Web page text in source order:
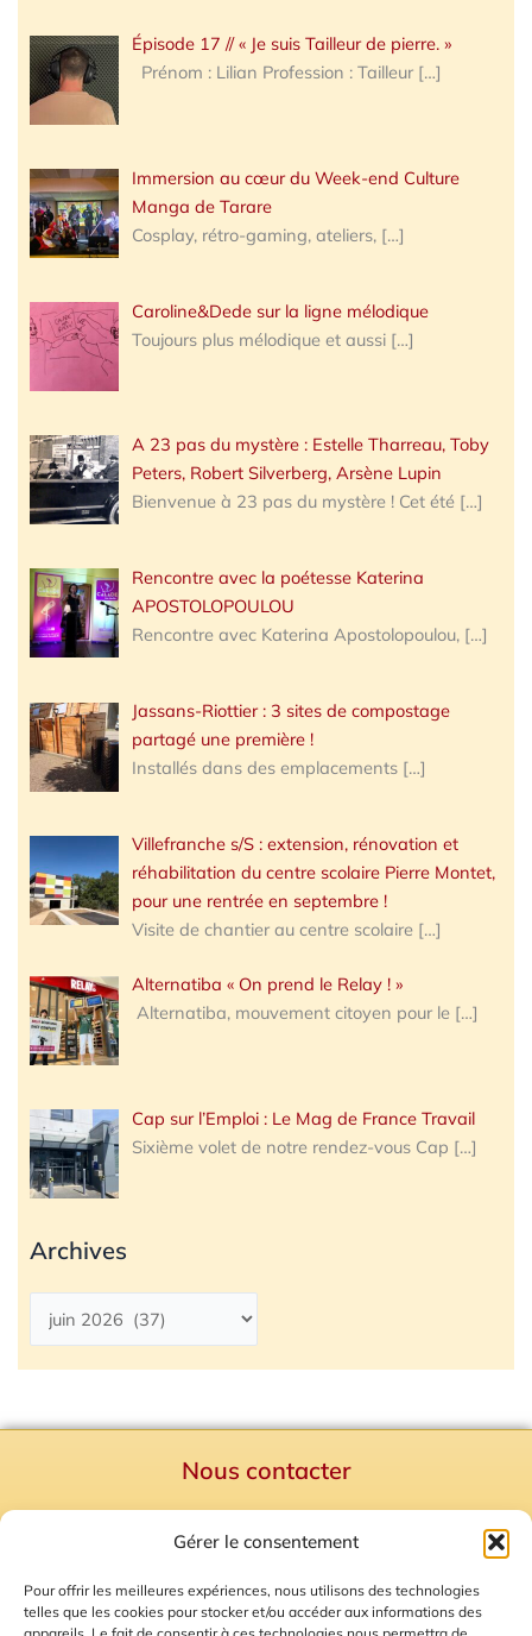
Gérer le consentement
Pour offrir les meilleures expériences, nous utilisons des technologies
telles que les cookies pour stocker et/ou accéder aux informations des
Épisode 17 // « Je suis Tailleur de pierre. »
Prénom : Lilian Profession : Tailleur […]
Immersion au cœur du Week-end Culture
Manga de Tarare
Cosplay, rétro-gaming, ateliers, […]
Caroline&Dede sur la ligne mélodique
Toujours plus mélodique et aussi […]
A 23 pas du mystère : Estelle Tharreau, Toby
Peters, Robert Silverberg, Arsène Lupin
Bienvenue à 23 pas du mystère ! Cet été […]
Rencontre avec la poétesse Katerina
APOSTOLOPOULOU
Rencontre avec Katerina Apostolopoulou, […]
Jassans-Riottier : 3 sites de compostage
partagé une première !
Installés dans des emplacements […]
Villefranche s/S : extension, rénovation et
réhabilitation du centre scolaire Pierre Montet,
pour une rentrée en septembre !
Visite de chantier au centre scolaire […]
Alternatiba « On prend le Relay ! »
Alternatiba, mouvement citoyen pour le […]
Cap sur l’Emploi : Le Mag de France Travail
Sixième volet de notre rendez-vous Cap […]
Archives
Nous contacter
Mentions Légales
Plan du site